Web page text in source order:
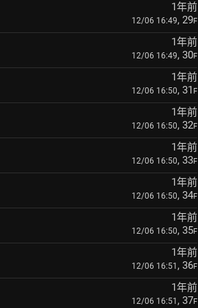
1年前
12/06 16:49, 29F
1年前
12/06 16:49, 30F
1年前
12/06 16:50, 31 F
1年前
12/06 16:50, 32F
1年前
12/06 16:50, 33F
1年前
12/06 16:50, 34F
1年前
12/06 16:50, 35F
1年前
12/06 16:51 , 36F
1年前
12/06 16:51 , 37F